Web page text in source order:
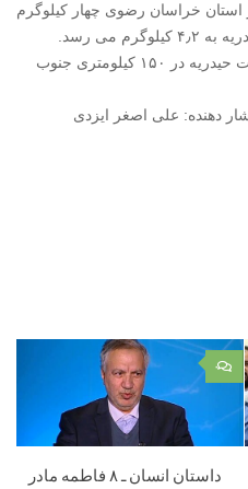
استان خراسان رضوی چهار کیلوگرم
می رسد.
مرکز شهرستان ۲۵۰ هزار نفری تربت حیدریه در ۱۵۰ کیلومتری جنوب
دهنده: علی اصغر ایزدی
۰
داستان انسان ـ ۸ فاطمه مادر